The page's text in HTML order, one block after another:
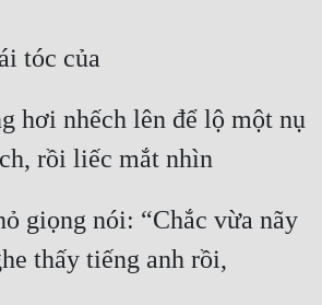
tóc của
hơi nhếch lên để lộ một nụ
rồi liếc mắt nhìn
giọng nói: “Chắc vừa nãy
thấy tiếng anh rồi,